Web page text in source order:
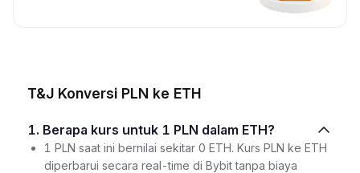
T&J Konversi PLN ke ETH
1. Berapa kurs untuk 1 PLN dalam ETH?
1 PLN saat ini bernilai sekitar 0 ETH. Kurs PLN ke ETH
diperbarui secara real-time di Bybit tanpa biaya